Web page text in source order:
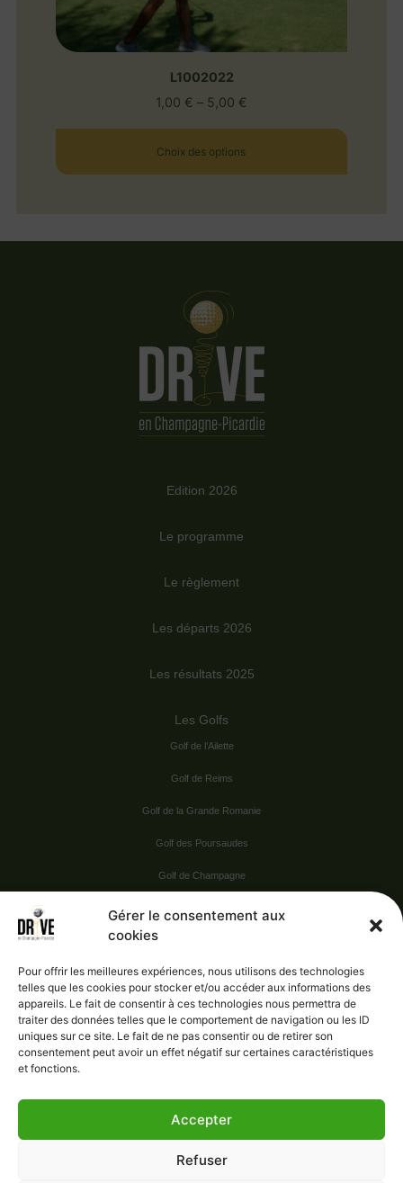
Gérer le consentement aux
cookies
Pour offrir les meilleures expériences, nous utilisons des technologies
telles que les cookies pour stocker et/ou accéder aux informations des
appareils. Le fait de consentir à ces technologies nous permettra de
traiter des données telles que le comportement de navigation ou les ID
uniques sur ce site. Le fait de ne pas consentir ou de retirer son
consentement peut avoir un effet négatif sur certaines caractéristiques
et fonctions.
Accepter
Refuser
L1002022
1,00 € – 5,00 €
Choix des options
Edition 2026
Le programme
Le règlement
Les départs 2026
Les résultats 2025
Les Golfs
Golf de l’Ailette
Golf de Reims
Golf de la Grande Romanie
Golf des Poursaudes
Golf de Champagne
Vie pratique
Nous contacter
Administration